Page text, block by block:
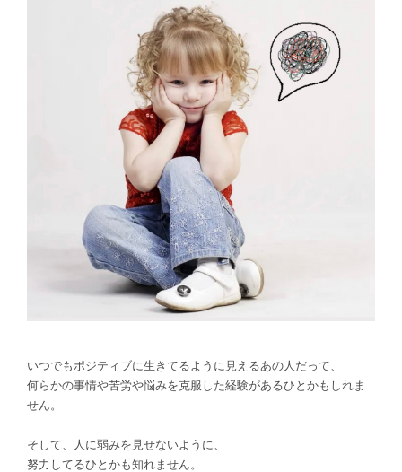
いつでもポジティブに生きてるように見えるあの人だって、
何らかの事情や苦労や悩みを克服した経験があるひとかもしれま
せん。
そして、人に弱みを見せないように、
努力してるひとかも知れません。